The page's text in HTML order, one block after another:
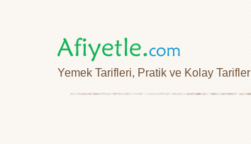
Yemek Tarifleri, Pratik ve Kolay Tarifler